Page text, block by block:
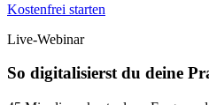
Kostenfrei starten
Live-Webinar
So digitalisierst du deine